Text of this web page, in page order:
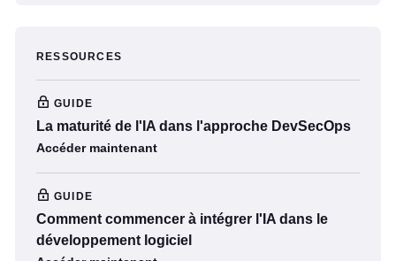
RESSOURCES
GUIDE
La maturité de l'IA dans l'approche DevSecOps
Accéder maintenant
GUIDE
Comment commencer à intégrer l'IA dans le
développement logiciel